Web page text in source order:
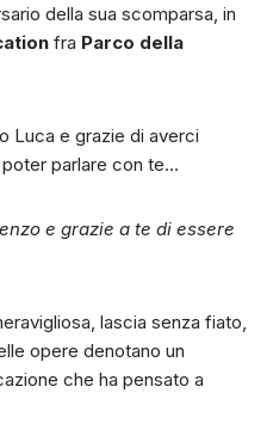
della sua scomparsa, in
fra Parco della
Luca e grazie di averci
parlare con te…
e grazie a te di essere
lascia senza fiato,
opere denotano un
che ha pensato a